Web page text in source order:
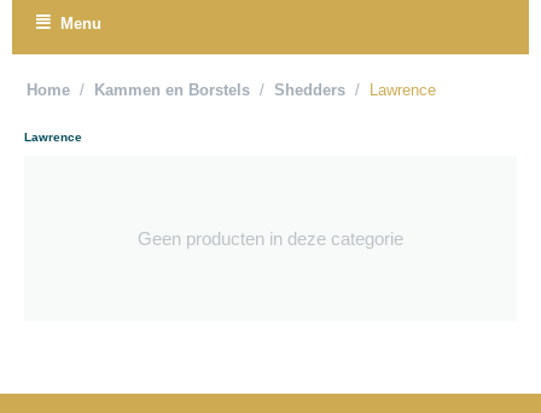
Menu
Home / Kammen en Borstels / Shedders / Lawrence
Lawrence
Geen producten in deze categorie